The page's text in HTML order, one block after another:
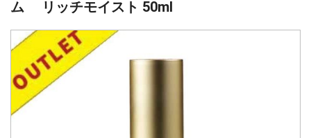
ム リッチモイスト 50ml